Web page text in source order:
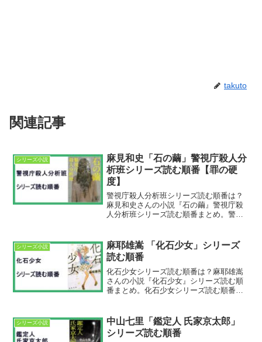
takuto
関連記事
シリーズ小説
麻見和史「石の繭」警視庁殺人分
析班シリーズ読む順番【罪の硬
度】
警視庁殺人分析班シリーズ読む順番は？
麻見和史さんの小説『石の繭』警視庁殺
人分析班シリーズ読む順番まとめ。警視
庁殺人分析班③水晶の鼓動 警視庁殺人
分析班④虚空の糸 警視庁殺...
シリーズ小説
麻耶雄嵩 「化石少女」シリーズ
読む順番
化石少女シリーズ読む順番は？麻耶雄嵩
さんの小説『化石少女』シリーズ読む順
番まとめ。化石少女シリーズ読む順番①
2025年3月11日発売。化石少女シリーズ
あらすじは？①化石...
シリーズ小説
中山七里「鑑定人 氏家京太郎」
シリーズ読む順番